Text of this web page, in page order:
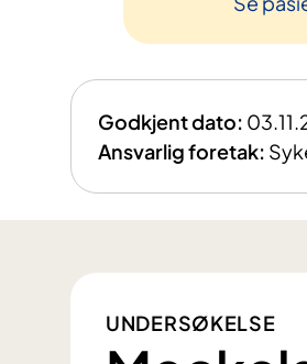
Godkjent dato:
Ansvarlig foretak:
UNDERSØKELSE